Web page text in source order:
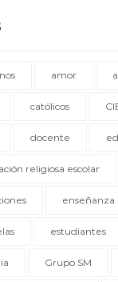
amor
católicos
docente
religiosa escolar
enseñanza
estudiantes
Grupo SM